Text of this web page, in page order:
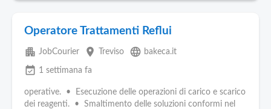
Operatore Trattamenti Reflui
apartment JobCourier place Treviso language bakeca.it
event_available 1 settimana fa
operative. • Esecuzione delle operazioni di carico e scarico
dei reagenti. • Smaltimento delle soluzioni conformi nel